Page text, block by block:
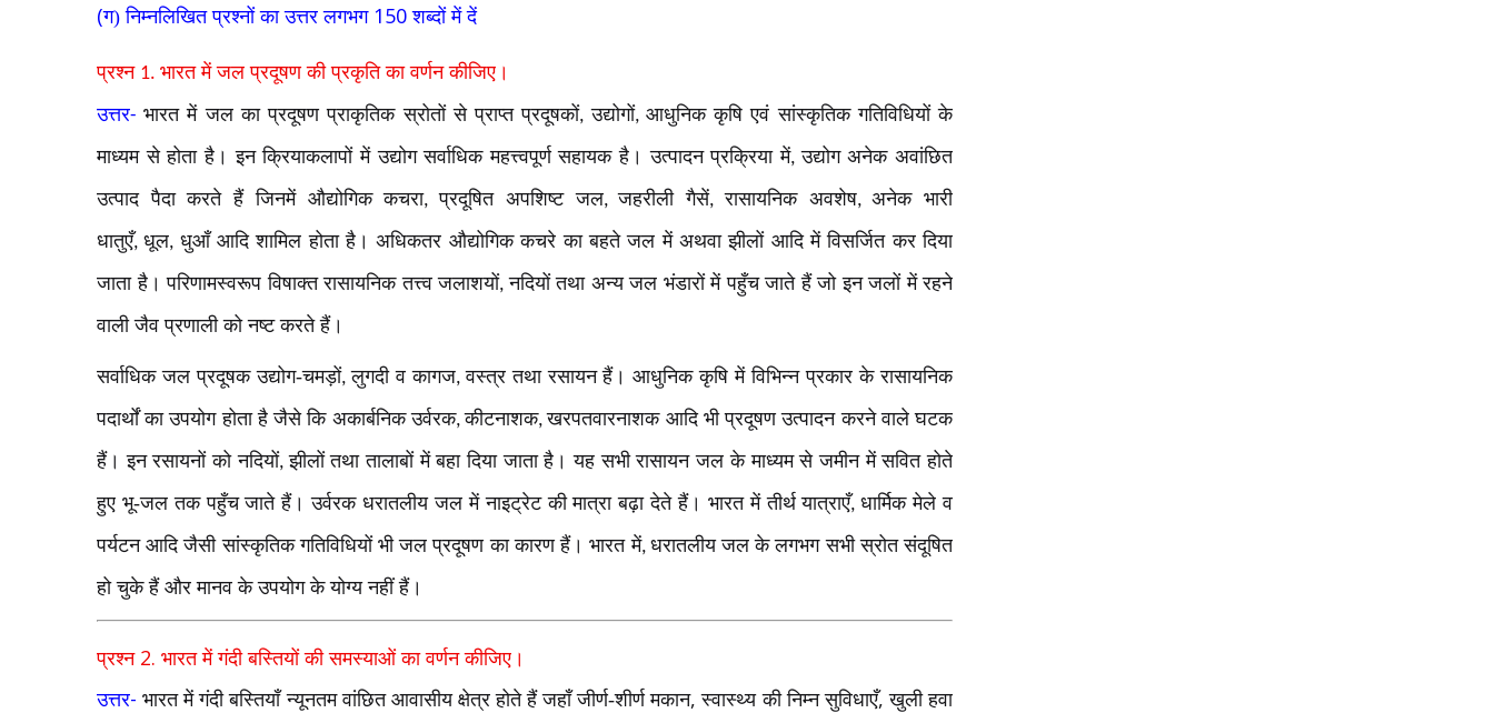
(ग) निम्नलिखित प्रश्नों का उत्तर लगभग 150शब्दों में दें
प्रश्न 1. भारत में जल प्रदूषण की प्रकृति का वर्णन कीजिए।
उत्तर- भारत में जल का प्रदूषण प्राकृतिक स्रोतों से प्राप्त प्रदूषकों,उद्योगों, आधुनिक कृषि एवं सांस्कृतिक गतिविधियों के
माध्यम से होता है। इन क्रियाकलापों में उद्योग सर्वाधिक महत्त्वपूर्ण सहायक है। उत्पादन प्रक्रिया में,उद्योग अनेक अवांछित
उत्पाद पैदा करते हैं जिनमें औद्योगिक कचरा,प्रदूषित अपशिष्ट जल,जहरीली गैसें,रासायनिक अवशेष,अनेक भारी
धातुएँ,धूल, धुआँ आदि शामिल होता है। अधिकतर औद्योगिक कचरे का बहते जल में अथवा झीलों आदि में विसर्जित कर दिया
जाता है। परिणामस्वरूप विषाक्त रासायनिक तत्त्व जलाशयों,नदियों तथा अन्य जल भंडारों में पहुँच जाते हैं जो इन जलों में रहने
वाली जैव प्रणाली को नष्ट करते हैं।
सर्वाधिक जल प्रदूषक उद्योग-चमड़ों,लुगदी व कागज,वस्त्र तथा रसायन हैं। आधुनिक कृषि में विभिन्न प्रकार के रासायनिक
पदार्थों का उपयोग होता है जैसे कि अकार्बनिक उर्वरक,कीटनाशक,खरपतवारनाशक आदि भी प्रदूषण उत्पादन करने वाले घटक
हैं। इन रसायनों को नदियों,झीलों तथा तालाबों में बहा दिया जाता है। यह सभी रासायन जल के माध्यम से जमीन में सवित होते
हुए भू-जल तक पहुँच जाते हैं। उर्वरक धरातलीय जल में नाइट्रेट की मात्रा बढ़ा देते हैं। भारत में तीर्थ यात्राएँ,धार्मिक मेले व
पर्यटन आदि जैसी सांस्कृतिक गतिविधियों भी जल प्रदूषण का कारण हैं। भारत में, धरातलीय जल के लगभग सभी स्रोत संदूषित
हो चुके हैं और मानव के उपयोग के योग्य नहीं हैं।
प्रश्न 2. भारत में गंदी बस्तियों की समस्याओं का वर्णन कीजिए।
उत्तर- भारत में गंदी बस्तियाँ न्यूनतम वांछित आवासीय क्षेत्र होते हैं जहाँ जीर्ण-शीर्ण मकान,स्वास्थ्य की निम्न सुविधाएँ,खुली हवा